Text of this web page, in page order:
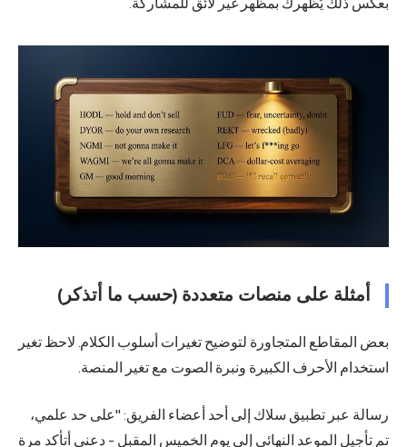
أمثلة على منصات متعددة (حسب ما أتذكر)
بعض المقاطع المتجاورة لتوضيح تغيرات أسلوب الكلام. لاحظ تغير
استخدام الأحرف الكبيرة ونبرة الصوت مع تغير المنصة.
رسالة عبر تطبيق سلاك إلى أحد أعضاء الفريق: "على حد علمي،
تم تأجيل الموعد النهائي إلى يوم الخميس المقبل - دعني أتأكد مرة